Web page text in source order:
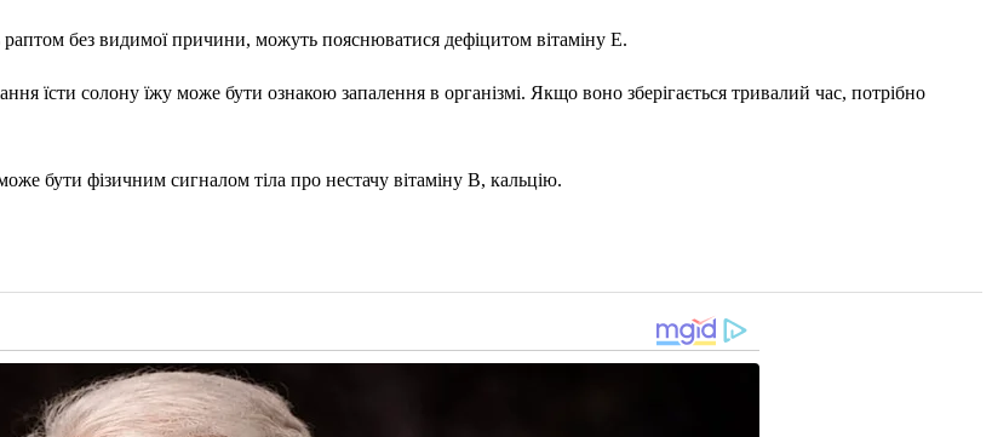
без видимої причини, можуть пояснюватися дефіцитом вітаміну Е.
їсти солону їжу може бути ознакою запалення в організмі. Якщо воно зберігається тривалий час, потрібно
бути фізичним сигналом тіла про нестачу вітаміну В, кальцію.